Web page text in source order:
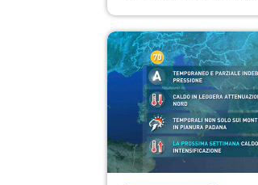
giorni, compresa la
Ferragosto